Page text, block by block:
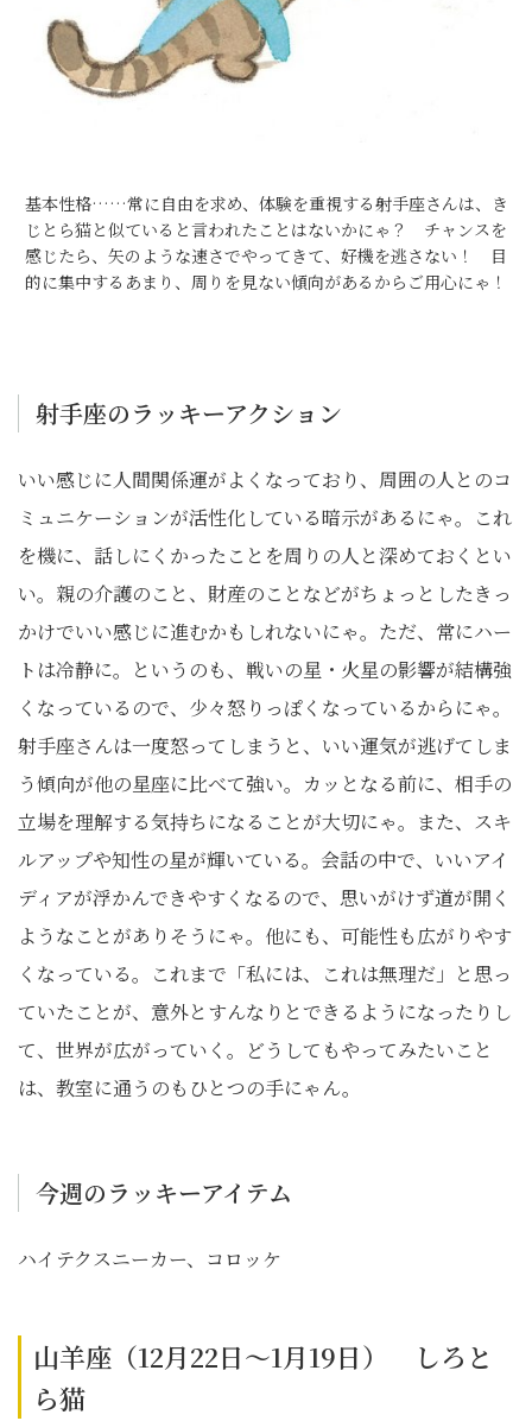
基本性格……常に自由を求め、体験を重視する射手座さんは、き
じとら猫と似ていると言われたことはないかにゃ？ チャンスを
感じたら、矢のような速さでやってきて、好機を逃さない！ 目
的に集中するあまり、周りを見ない傾向があるからご用心にゃ！
射手座のラッキーアクション
いい感じに人間関係運がよくなっており、周囲の人とのコ
ミュニケーションが活性化している暗示があるにゃ。これ
を機に、話しにくかったことを周りの人と深めておくとい
い。親の介護のこと、財産のことなどがちょっとしたきっ
かけでいい感じに進むかもしれないにゃ。ただ、常にハー
トは冷静に。というのも、戦いの星・火星の影響が結構強
くなっているので、少々怒りっぽくなっているからにゃ。
射手座さんは一度怒ってしまうと、いい運気が逃げてしま
う傾向が他の星座に比べて強い。カッとなる前に、相手の
立場を理解する気持ちになることが大切にゃ。また、スキ
ルアップや知性の星が輝いている。会話の中で、いいアイ
ディアが浮かんできやすくなるので、思いがけず道が開く
ようなことがありそうにゃ。他にも、可能性も広がりやす
くなっている。これまで「私には、これは無理だ」と思っ
ていたことが、意外とすんなりとできるようになったりし
て、世界が広がっていく。どうしてもやってみたいこと
は、教室に通うのもひとつの手にゃん。
今週のラッキーアイテム
ハイテクスニーカー、コロッケ
山羊座（12月22日～1月19日） しろと
ら猫